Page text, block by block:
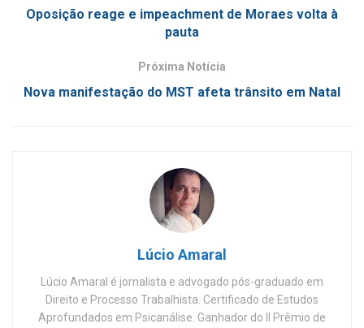
Oposição reage e impeachment de Moraes volta à
pauta
Próxima Notícia
Nova manifestação do MST afeta trânsito em Natal
Lúcio Amaral
Lúcio Amaral é jornalista e advogado pós-graduado em
Direito e Processo Trabalhista. Certificado de Estudos
Aprofundados em Psicanálise. Ganhador do II Prêmio de